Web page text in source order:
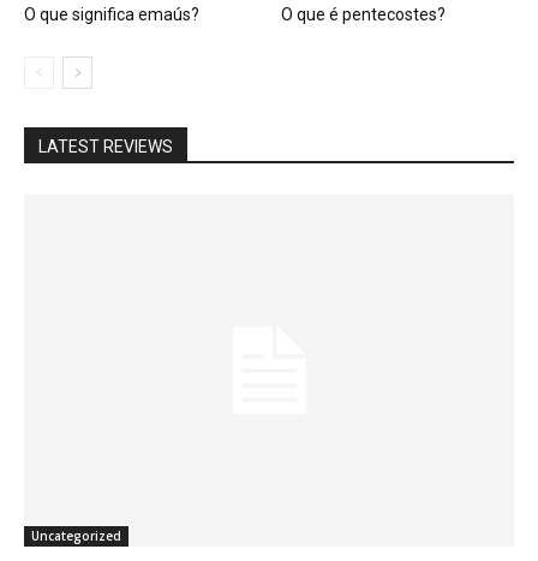
O que significa emaús? O que é pentecostes?
LATEST REVIEWS
Uncategorized